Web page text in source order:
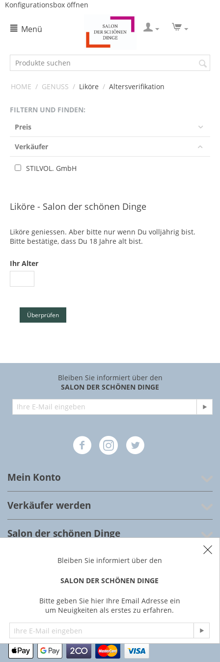
Konfigurationsbox öffnen
Menü
HOME / GENUSS / Liköre / Altersverifikation
FILTERN UND FINDEN:
Preis
Verkäufer
STILVOL. GmbH
Liköre - Salon der schönen Dinge
Liköre geniessen. Aber bitte nur wenn Du volljährig bist.
Bitte bestätige, dass Du 18 Jahre alt bist.
Ihr Alter
Überprüfen
Bleiben Sie informiert über den
SALON DER SCHÖNEN DINGE
Mein Konto
Verkäufer werden
Salon der schönen Dinge
Kundenservice
© 2022 Salon der schönen Dinge, Frankfurt am Main,
Deutschland
Bleiben Sie informiert über den
SALON DER SCHÖNEN DINGE
Bitte geben Sie hier Ihre Email Adresse ein
um Neuigkeiten als erstes zu erfahren.